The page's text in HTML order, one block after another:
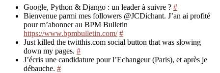
Google, Python & Django : un leader à suivre ? #
Bienvenue parmi mes followers @JCDichant. J’an ai profité
pour m’abonner au BPM Bulletin
https://www.bpmbulletin.com/ #
Just killed the twitthis.com social button that was slowing
down my pages. #
J’écris une candidature pour l’Echangeur (Paris), et après je
débauche. #